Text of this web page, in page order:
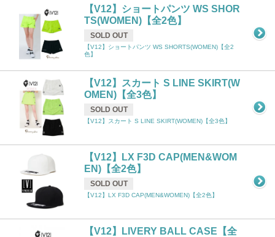
【V12】ショートパンツ WS SHOR
TS(WOMEN)【全2色】
SOLD OUT
【V12】ショートパンツ WS SHORTS(WOMEN)【全2
色】
【V12】スカート S LINE SKIRT(W
OMEN)【全3色】
SOLD OUT
【V12】スカート S LINE SKIRT(WOMEN)【全3色】
【V12】LX F3D CAP(MEN&WOM
EN)【全2色】
SOLD OUT
【V12】LX F3D CAP(MEN&WOMEN)【全2色】
【V12】LIVERY BALL CASE【全